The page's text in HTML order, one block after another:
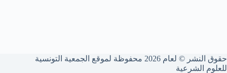
حقوق النشر © لعام 2026 محفوظة لموقع الجمعية التونسية
للعلوم الشرعية